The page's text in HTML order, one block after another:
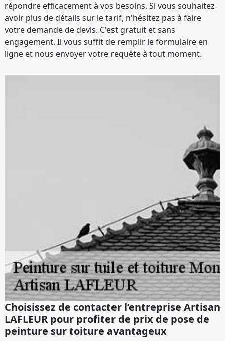
répondre efficacement à vos besoins. Si vous souhaitez
avoir plus de détails sur le tarif, n'hésitez pas à faire
votre demande de devis. C'est gratuit et sans
engagement. Il vous suffit de remplir le formulaire en
ligne et nous envoyer votre requête à tout moment.
Choisissez de contacter l’entreprise Artisan
LAFLEUR pour profiter de prix de pose de
peinture sur toiture avantageux